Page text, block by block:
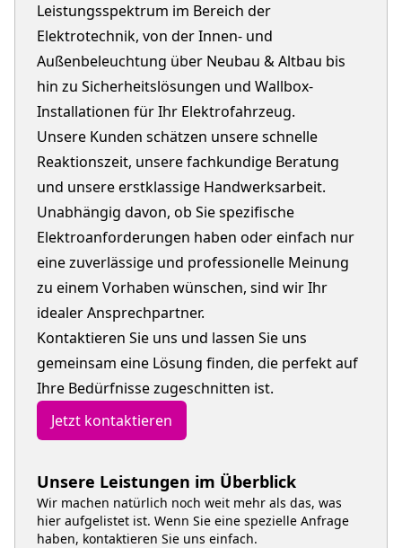
Leistungsspektrum im Bereich der
Elektrotechnik, von der Innen- und
Außenbeleuchtung über Neubau & Altbau bis
hin zu Sicherheitslösungen und Wallbox-
Installationen für Ihr Elektrofahrzeug.
Unsere Kunden schätzen unsere schnelle
Reaktionszeit, unsere fachkundige Beratung
und unsere erstklassige Handwerksarbeit.
Unabhängig davon, ob Sie spezifische
Elektroanforderungen haben oder einfach nur
eine zuverlässige und professionelle Meinung
zu einem Vorhaben wünschen, sind wir Ihr
idealer Ansprechpartner.
Kontaktieren Sie uns und lassen Sie uns
gemeinsam eine Lösung finden, die perfekt auf
Ihre Bedürfnisse zugeschnitten ist.
Jetzt kontaktieren
Unsere Leistungen im Überblick
Wir machen natürlich noch weit mehr als das, was
hier aufgelistet ist. Wenn Sie eine spezielle Anfrage
haben, kontaktieren Sie uns einfach.